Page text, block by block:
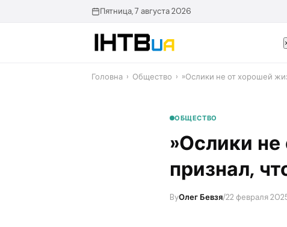
Пятница, 7 августа 2026
Головна › Общество › ​»Ослики не от хорошей
ОБЩЕСТВО
​»Ослики
признал,
ByОлег Бевзя/22 февраля